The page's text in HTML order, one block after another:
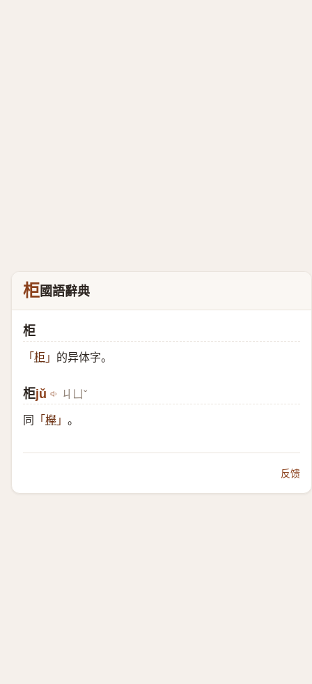
柜國語辭典
柜
「 柜 」 的异体字。
柜jǔ ㄐㄩˇ
同 「 櫸 」 。
反馈